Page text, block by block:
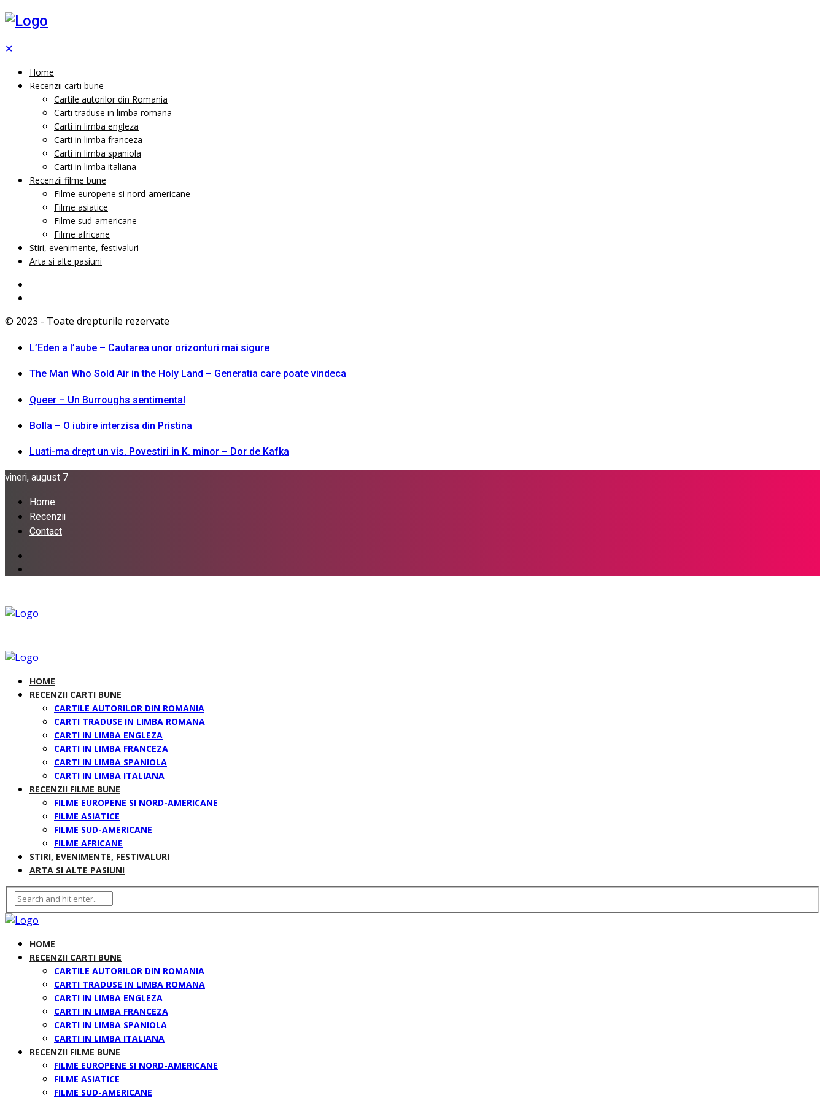
✕
Home
Recenzii carti bune
Cartile autorilor din Romania
Carti traduse in limba romana
Carti in limba engleza
Carti in limba franceza
Carti in limba spaniola
Carti in limba italiana
Recenzii filme bune
Filme europene si nord-americane
Filme asiatice
Filme sud-americane
Filme africane
Stiri, evenimente, festivaluri
Arta si alte pasiuni
© 2023 - Toate drepturile rezervate
L’Eden a I’aube – Cautarea unor orizonturi mai sigure
The Man Who Sold Air in the Holy Land – Generatia care poate vindeca
Queer – Un Burroughs sentimental
Bolla – O iubire interzisa din Pristina
Luati-ma drept un vis. Povestiri in K. minor – Dor de Kafka
vineri, august 7
Home
Recenzii
Contact
HOME
RECENZII CARTI BUNE
CARTILE AUTORILOR DIN ROMANIA
CARTI TRADUSE IN LIMBA ROMANA
CARTI IN LIMBA ENGLEZA
CARTI IN LIMBA FRANCEZA
CARTI IN LIMBA SPANIOLA
CARTI IN LIMBA ITALIANA
RECENZII FILME BUNE
FILME EUROPENE SI NORD-AMERICANE
FILME ASIATICE
FILME SUD-AMERICANE
FILME AFRICANE
STIRI, EVENIMENTE, FESTIVALURI
ARTA SI ALTE PASIUNI
HOME
RECENZII CARTI BUNE
CARTILE AUTORILOR DIN ROMANIA
CARTI TRADUSE IN LIMBA ROMANA
CARTI IN LIMBA ENGLEZA
CARTI IN LIMBA FRANCEZA
CARTI IN LIMBA SPANIOLA
CARTI IN LIMBA ITALIANA
RECENZII FILME BUNE
FILME EUROPENE SI NORD-AMERICANE
FILME ASIATICE
FILME SUD-AMERICANE